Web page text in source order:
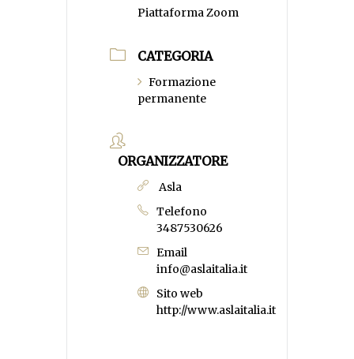
Piattaforma Zoom
CATEGORIA
Formazione
permanente
ORGANIZZATORE
Asla
Telefono
3487530626
Email
info@aslaitalia.it
Sito web
http://www.aslaitalia.it